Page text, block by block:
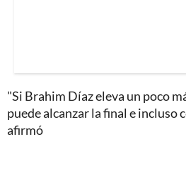
"Si Brahim Díaz eleva un poco
puede alcanzar la final e incluso
afirmó